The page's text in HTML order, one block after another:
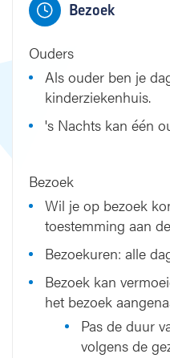
Bezoek
Ouders
Als ouder ben je
kinderziekenhuis.
's Nachts kan één
Bezoek
Wil je op bezoek
toestemming aan
Bezoekuren: alle
Bezoek kan
het bezoek
Pas de duur
volgens de